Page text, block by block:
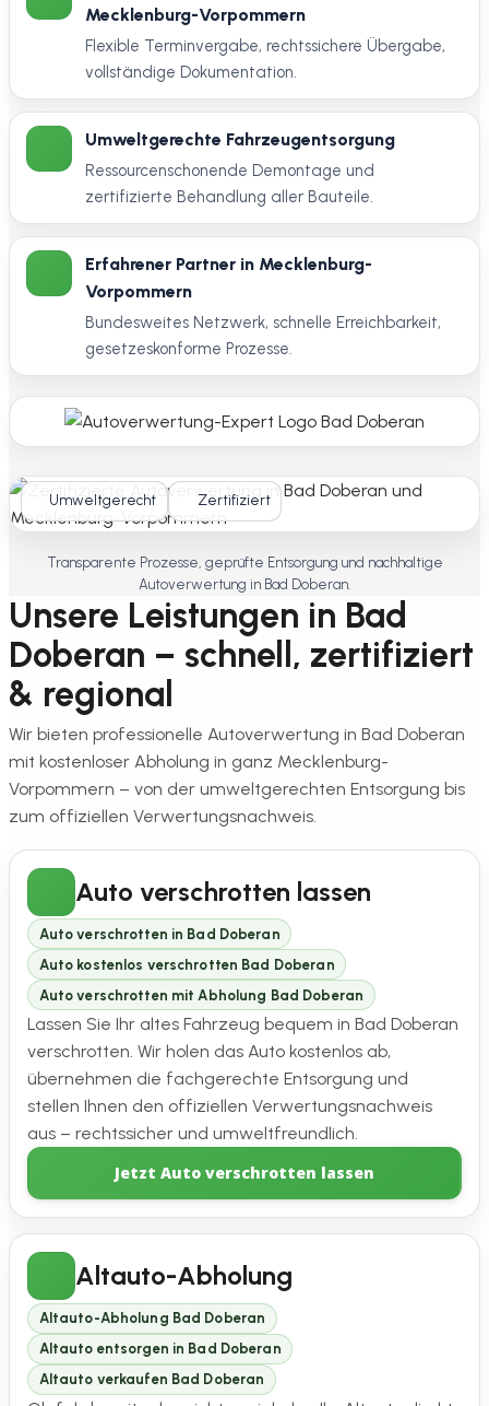
Mecklenburg-Vorpommern
Flexible Terminvergabe, rechtssichere Übergabe,
vollständige Dokumentation.
Umweltgerechte Fahrzeugentsorgung
Ressourcenschonende Demontage und
zertifizierte Behandlung aller Bauteile.
Erfahrener Partner in Mecklenburg-
Vorpommern
Bundesweites Netzwerk, schnelle Erreichbarkeit,
gesetzeskonforme Prozesse.
Umweltgerecht Zertifiziert
Transparente Prozesse, geprüfte Entsorgung und nachhaltige
Autoverwertung in Bad Doberan.
Unsere Leistungen in Bad
Doberan – schnell, zertifiziert
& regional
Wir bieten professionelle Autoverwertung in Bad Doberan
mit kostenloser Abholung in ganz Mecklenburg-
Vorpommern – von der umweltgerechten Entsorgung bis
zum offiziellen Verwertungsnachweis.
Auto verschrotten lassen
Auto verschrotten in Bad Doberan
Auto kostenlos verschrotten Bad Doberan
Auto verschrotten mit Abholung Bad Doberan
Lassen Sie Ihr altes Fahrzeug bequem in Bad Doberan
verschrotten. Wir holen das Auto kostenlos ab,
übernehmen die fachgerechte Entsorgung und
stellen Ihnen den offiziellen Verwertungsnachweis
aus – rechtssicher und umweltfreundlich.
Jetzt Auto verschrotten lassen
Altauto-Abholung
Altauto-Abholung Bad Doberan
Altauto entsorgen in Bad Doberan
Altauto verkaufen Bad Doberan